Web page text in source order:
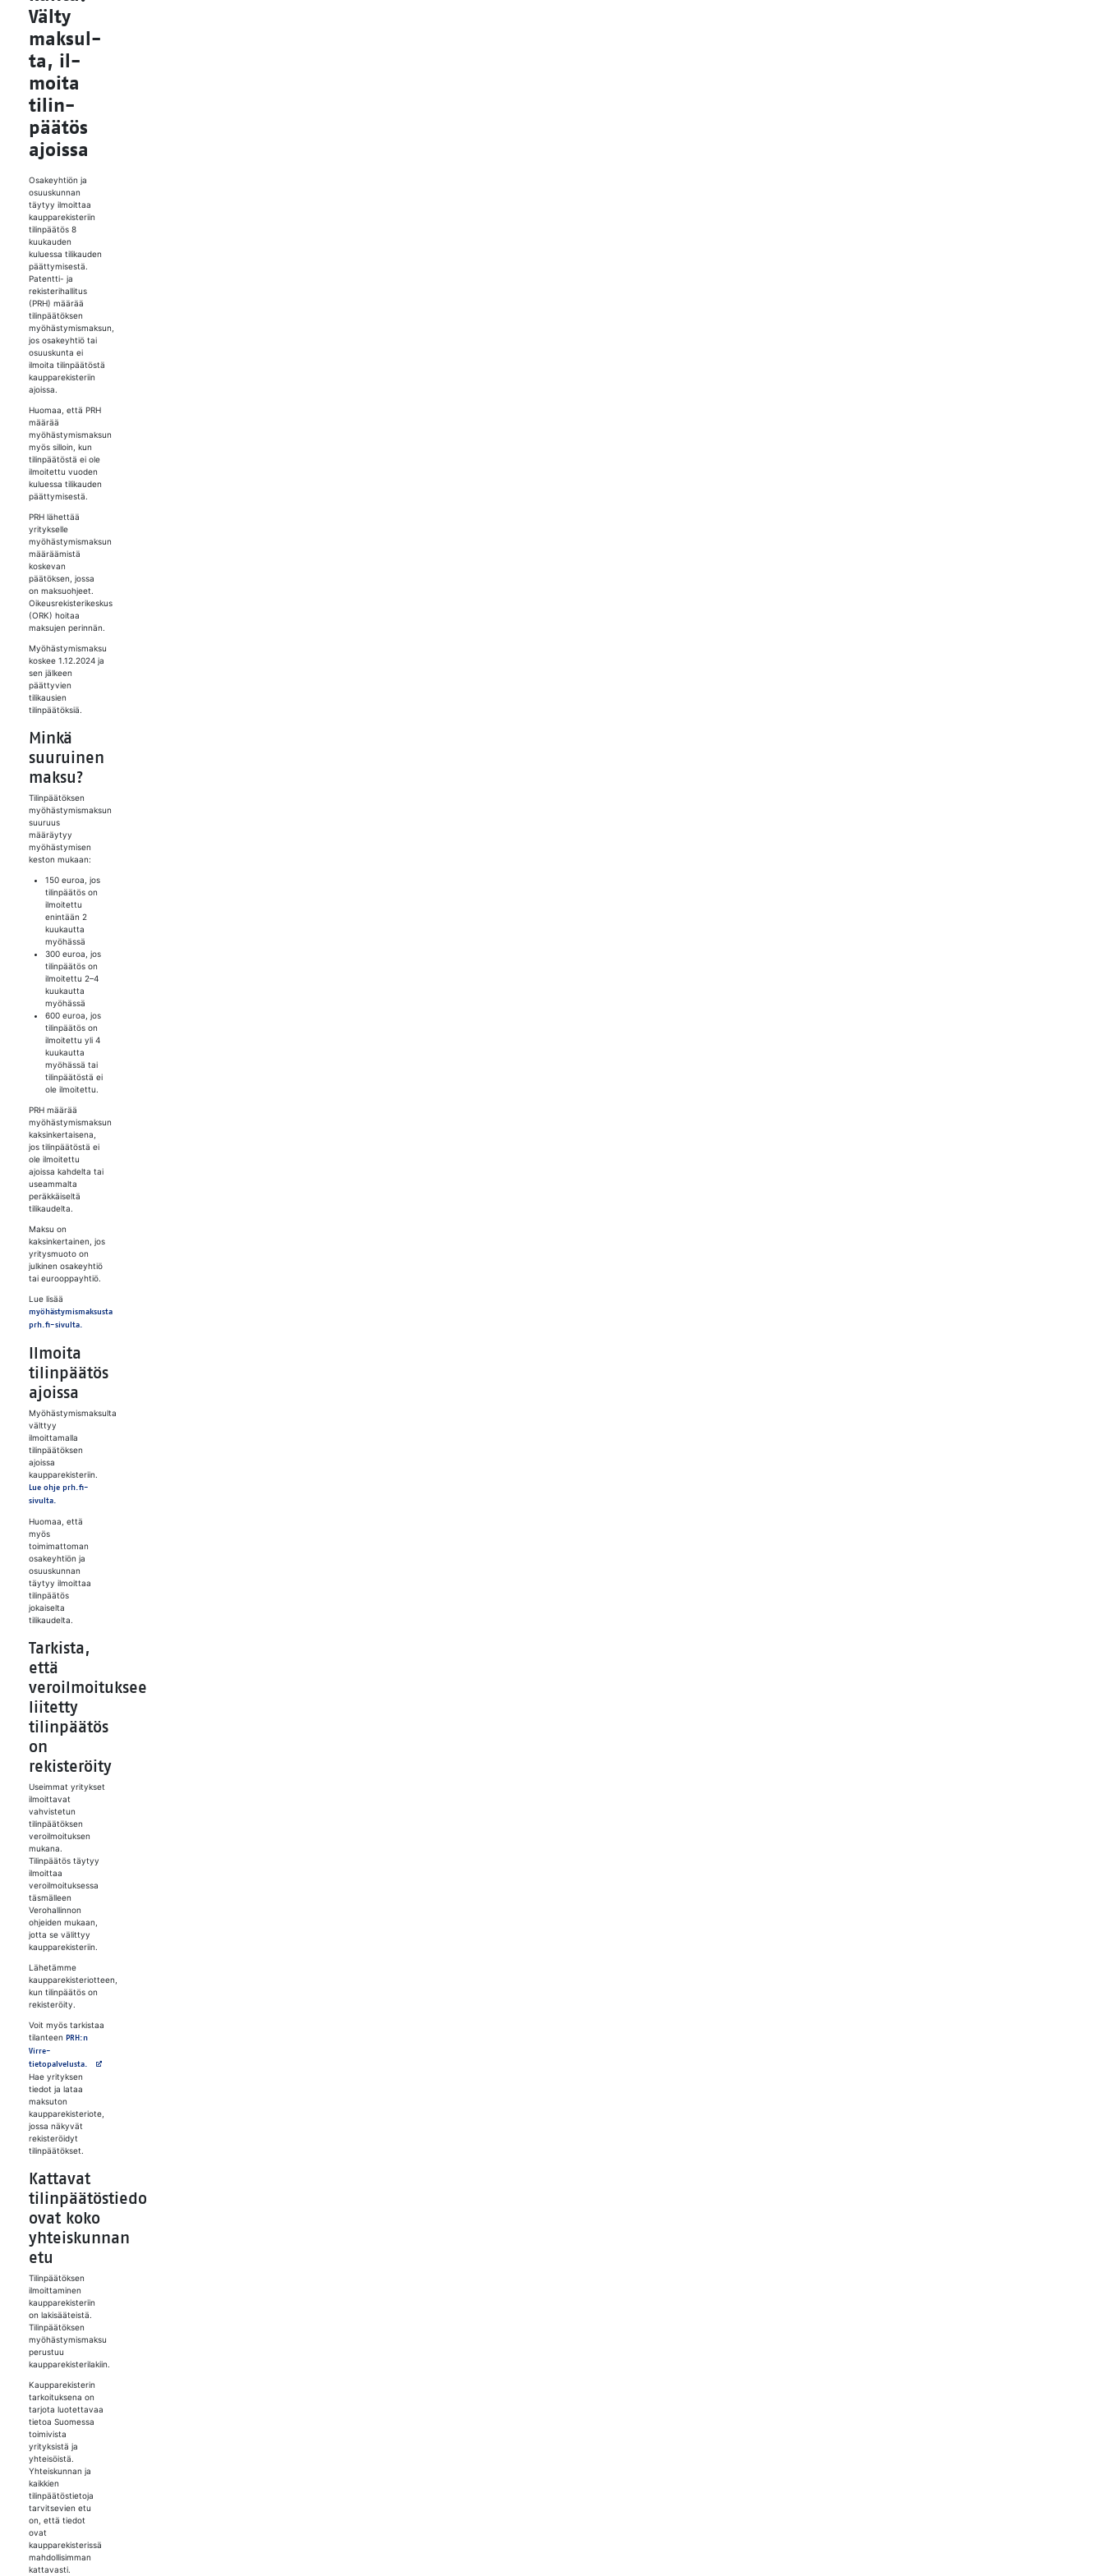
Väl­ty
mak­sul­
ta, il­
moi­ta
ti­lin­
pää­tös
ajois­sa
Osakeyhtiön ja
osuuskunnan
täytyy ilmoittaa
kaupparekisteriin
tilinpäätös 8
kuukauden
kuluessa tilikauden
päättymisestä.
Patentti- ja
rekisterihallitus
(PRH) määrää
tilinpäätöksen
myöhästymismaksun,
jos osakeyhtiö tai
osuuskunta ei
ilmoita tilinpäätöstä
kaupparekisteriin
ajoissa.
Huomaa, että PRH
määrää
myöhästymismaksun
myös silloin, kun
tilinpäätöstä ei ole
ilmoitettu vuoden
kuluessa tilikauden
päättymisestä.
PRH lähettää
yritykselle
myöhästymismaksun
määräämistä
koskevan
päätöksen, jossa
on maksuohjeet.
Oikeusrekisterikeskus
(ORK) hoitaa
maksujen perinnän.
Myöhästymismaksu
koskee 1.12.2024 ja
sen jälkeen
päättyvien
tilikausien
tilinpäätöksiä.
Minkä
suuruinen
maksu?
Tilinpäätöksen
myöhästymismaksun
suuruus
määräytyy
myöhästymisen
keston mukaan:
150 euroa, jos
tilinpäätös on
ilmoitettu
enintään 2
kuukautta
myöhässä
300 euroa, jos
tilinpäätös on
ilmoitettu 2–4
kuukautta
myöhässä
600 euroa, jos
tilinpäätös on
ilmoitettu yli 4
kuukautta
myöhässä tai
tilinpäätöstä ei
ole ilmoitettu.
PRH määrää
myöhästymismaksun
kaksinkertaisena,
jos tilinpäätöstä ei
ole ilmoitettu
ajoissa kahdelta tai
useammalta
peräkkäiseltä
tilikaudelta.
Maksu on
kaksinkertainen, jos
yritysmuoto on
julkinen osakeyhtiö
tai eurooppayhtiö.
Lue lisää
myöhästymismaksusta
prh.fi-sivulta.
Ilmoita
tilinpäätös
ajoissa
Myöhästymismaksulta
välttyy
ilmoittamalla
tilinpäätöksen
ajoissa
kaupparekisteriin.
Lue ohje prh.fi-
sivulta.
Huomaa, että
myös
toimimattoman
osakeyhtiön ja
osuuskunnan
täytyy ilmoittaa
tilinpäätös
jokaiselta
tilikaudelta.
Tarkista,
että
veroilmoitukseen
liitetty
tilinpäätös
on
rekisteröity
Useimmat yritykset
ilmoittavat
vahvistetun
tilinpäätöksen
veroilmoituksen
mukana.
Tilinpäätös täytyy
ilmoittaa
veroilmoituksessa
täsmälleen
Verohallinnon
ohjeiden mukaan,
jotta se välittyy
kaupparekisteriin.
Lähetämme
kaupparekisteriotteen,
kun tilinpäätös on
rekisteröity.
Voit myös tarkistaa
tilanteen PRH:n
Virre-
tietopalvelusta. Avautuu uuteen välilehteen
Hae yrityksen
tiedot ja lataa
maksuton
kaupparekisteriote,
jossa näkyvät
rekisteröidyt
tilinpäätökset.
Kattavat
tilinpäätöstiedot
ovat koko
yhteiskunnan
etu
Tilinpäätöksen
ilmoittaminen
kaupparekisteriin
on lakisääteistä.
Tilinpäätöksen
myöhästymismaksu
perustuu
kaupparekisterilakiin.
Kaupparekisterin
tarkoituksena on
tarjota luotettavaa
tietoa Suomessa
toimivista
yrityksistä ja
yhteisöistä.
Yhteiskunnan ja
kaikkien
tilinpäätöstietoja
tarvitsevien etu
on, että tiedot
ovat
kaupparekisterissä
mahdollisimman
kattavasti.